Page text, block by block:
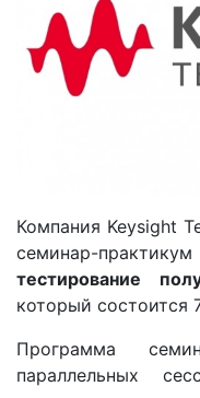
Компания Keysight
семинар-
тестирование
который состоится
Программа
параллельных